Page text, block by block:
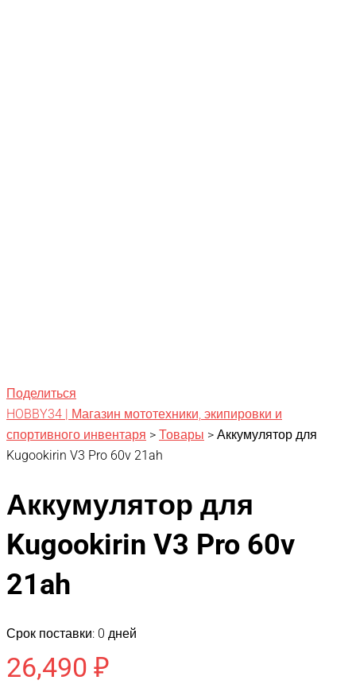
Поделиться
HOBBY34 | Магазин мототехники, экипировки и
спортивного инвентаря > Товары > Аккумулятор для
Kugookirin V3 Pro 60v 21ah
Аккумулятор для
Kugookirin V3 Pro 60v
21ah
Срок поставки: 0 дней
26,490 ₽